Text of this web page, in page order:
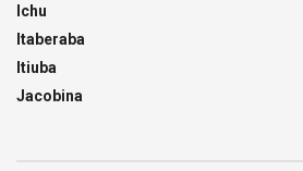
Ichu
Itaberaba
Itiuba
Jacobina